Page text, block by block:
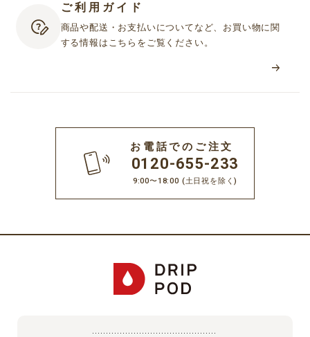
ご利用ガイド
商品や配送・お支払いについてなど、お買い物に関
する情報はこちらをご覧ください。
お電話でのご注文
0120-655-233
9:00〜18:00 (土日祝を除く)